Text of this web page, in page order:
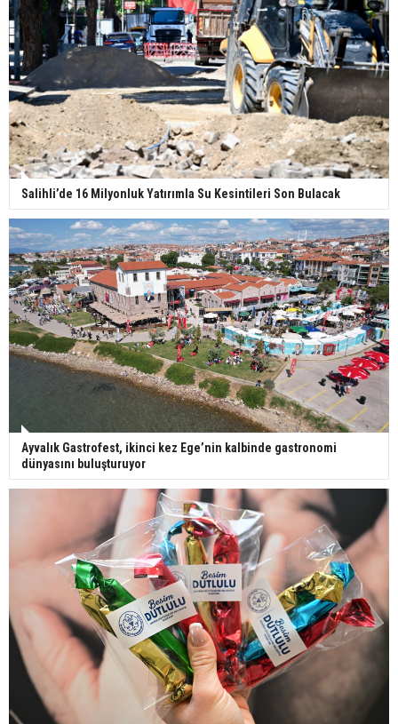
Salihli’de 16 Milyonluk Yatırımla Su Kesintileri Son Bulacak
Ayvalık Gastrofest, ikinci kez Ege’nin kalbinde gastronomi
dünyasını buluşturuyor